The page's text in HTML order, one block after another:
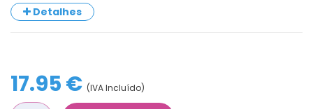
Detalhes
17.95 € (IVA Incluído)